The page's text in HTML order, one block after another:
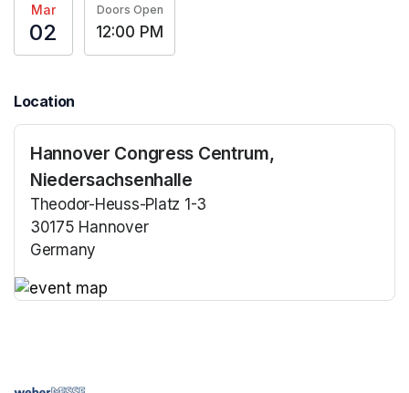
Mar
02
Doors Open
12:00 PM
Location
Hannover Congress Centrum,
Niedersachsenhalle
Theodor-Heuss-Platz 1-3
30175 Hannover
Germany